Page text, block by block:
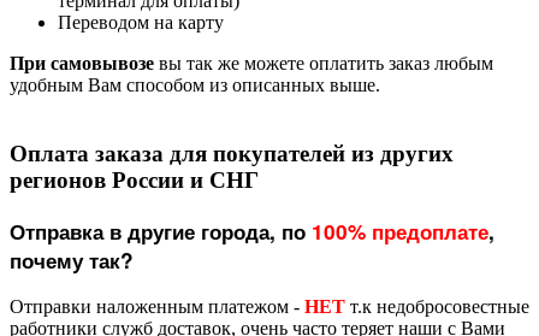
Переводом на карту
При самовывозе вы так же можете оплатить заказ любым
удобным Вам способом из описанных выше.
Оплата заказа для покупателей из других
регионов России и СНГ
Отправка в другие города, по 100% предоплате,
почему так?
Отправки наложенным платежом - НЕТ т.к недобросовестные
работники служб доставок, очень часто теряет наши с Вами